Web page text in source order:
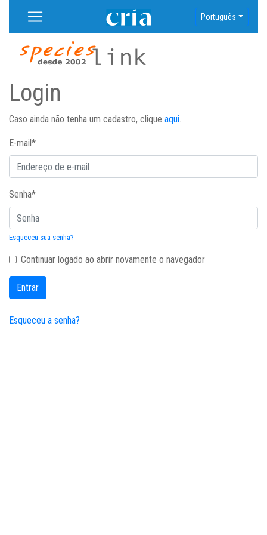
Português
Login
Caso ainda não tenha um cadastro, clique aqui.
E-mail*
Senha*
Esqueceu sua senha?
Continuar logado ao abrir novamente o navegador
Entrar
Esqueceu a senha?